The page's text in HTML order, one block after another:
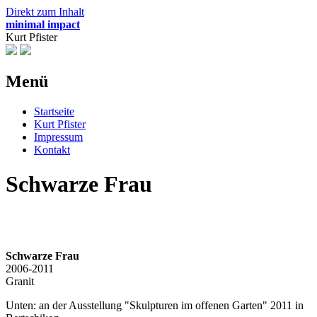
Direkt zum Inhalt
minimal impact
Kurt Pfister
Menü
Startseite
Kurt Pfister
Impressum
Kontakt
Schwarze Frau
Schwarze Frau
2006-2011
Granit
Unten: an der Ausstellung "Skulpturen im offenen Garten" 2011 in